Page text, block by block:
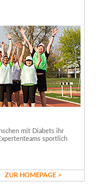
mit Diabets ihr
sportlich
ZUR HOMEPAGE >